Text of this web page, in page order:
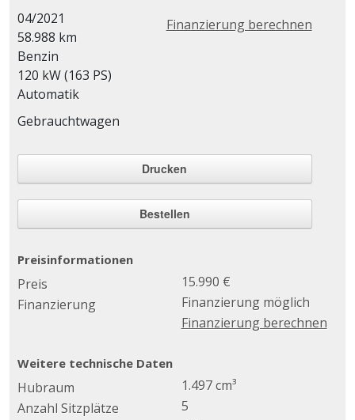
Finanzierung berechnen
04/2021
58.988 km
Benzin
120 kW (163 PS)
Automatik
Gebrauchtwagen
Drucken
Bestellen
Preisinformationen
Preis
15.990 €
Finanzierung
Finanzierung möglich
Finanzierung berechnen
Weitere technische Daten
Hubraum
1.497 cm³
Anzahl Sitzplätze
5